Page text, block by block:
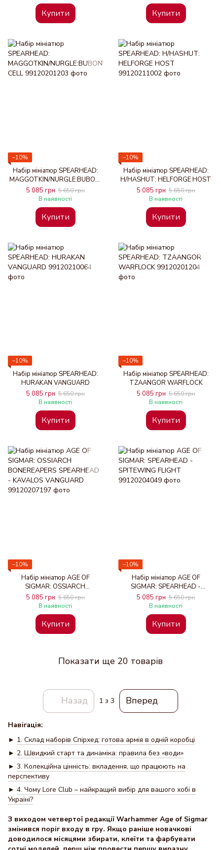
Купити Купити
−10%
Набір мініатюр SPEARHEAD:
MAGGOTKIN/NURGLE:BUBONI
C CELL
5 085 грн 5 650 грн
В наявності
Купити
−10%
Набір мініатюр SPEARHEAD:
H/HASHUT: HELFORGE HOST
5 085 грн 5 650 грн
В наявності
Купити
−10%
Набір мініатюр SPEARHEAD:
HURAKAN VANGUARD
5 085 грн 5 650 грн
В наявності
Купити
−10%
Набір мініатюр SPEARHEAD:
TZAANGOR WARFLOCK
5 085 грн 5 650 грн
В наявності
Купити
−10%
Набір мініатюр AGE OF
SIGMAR: OSSIARCH
BONEREAPERS SPEARHEAD -
KAVALOS VANGUARD
5 085 грн 5 650 грн
В наявності
Купити
−10%
Набір мініатюр AGE OF
SIGMAR: SPEARHEAD -
SPITEWING FLIGHT
5 085 грн 5 650 грн
В наявності
Купити
Показати ще 20 товарів
Назад 1 з 3 Вперед
Навігація:
► 1. Склад наборів Спірхед: готова армія в одній коробці
► 2. Швидкий старт та динаміка: правила без «води»
► 3. Колекційна цінність: вкладення, що працюють на
перспективу
► 4. Чому Lore Club – найкращий вибір для вашого хобі в
Україні?
З виходом четвертої редакції Warhammer Age of Sigmar
змінився поріг входу в гру. Якщо раніше новачкові
доводилося місяцями збирати, клеїти та фарбувати